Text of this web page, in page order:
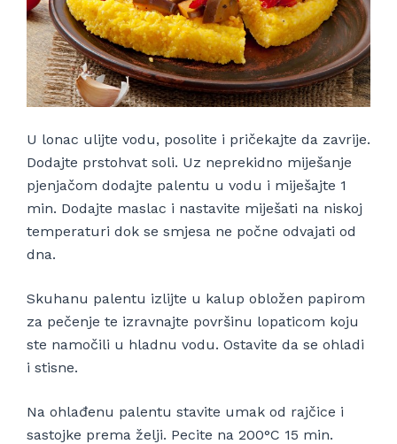
U lonac ulijte vodu, posolite i pričekajte da zavrije.
Dodajte prstohvat soli. Uz neprekidno miješanje
pjenjačom dodajte palentu u vodu i miješajte 1
min. Dodajte maslac i nastavite miješati na niskoj
temperaturi dok se smjesa ne počne odvajati od
dna.
Skuhanu palentu izlijte u kalup obložen papirom
za pečenje te izravnajte površinu lopaticom koju
ste namočili u hladnu vodu. Ostavite da se ohladi
i stisne.
Na ohlađenu palentu stavite umak od rajčice i
sastojke prema želji. Pecite na 200°C 15 min.